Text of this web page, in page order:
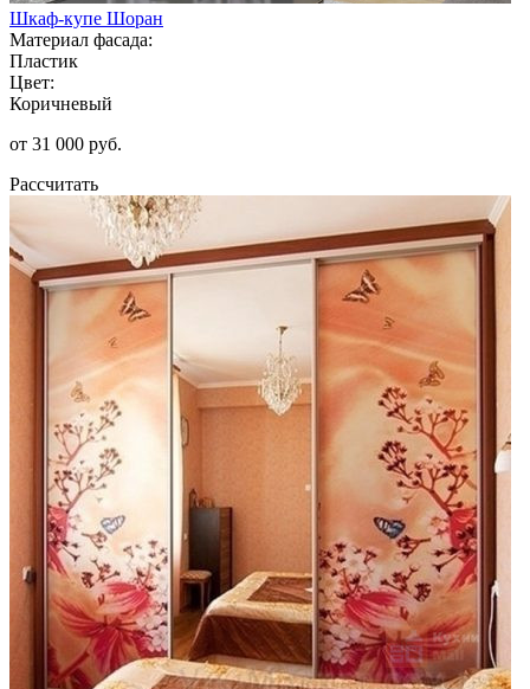
Шкаф-купе Шоран
Материал фасада:
Пластик
Цвет:
Коричневый
от 31 000 руб.
Рассчитать